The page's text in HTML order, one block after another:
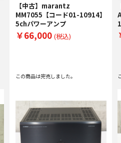
【中古】marantz
MM7055【コード01-10914】
5chパワーアンプ
￥66,000 (税込)
この商品は完売しました。